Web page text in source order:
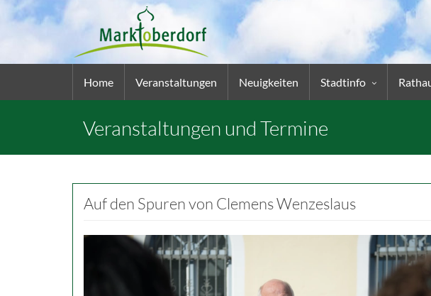
Home Veranstaltungen Neuigkeiten Stadtinfo
Veranstaltungen und Termine
Auf den Spuren von Clemens Wenzeslaus